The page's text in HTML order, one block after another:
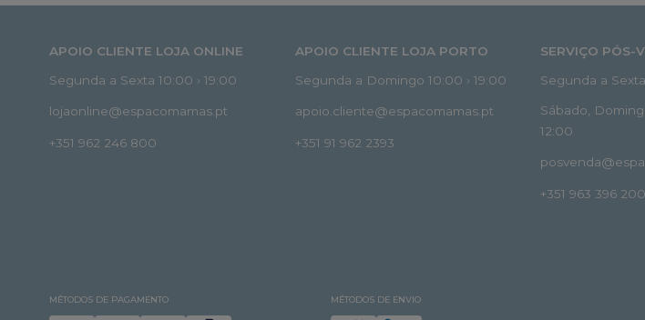
APOIO CLIENTE LOJA ONLINE
Segunda a Sexta 10:00 › 19:00
lojaonline@espacomamas.pt
+351 962 246 800
APOIO CLIENTE LOJA PORTO
Segunda a Domingo 10:00 › 19:00
apoio.cliente@espacomamas.pt
+351 91 962 2393
SERVIÇO PÓS-
Segunda a
Sábado,
12:00
+351 963 396 200
MÉTODOS DE PAGAMENTO MÉTODOS DE ENVIO